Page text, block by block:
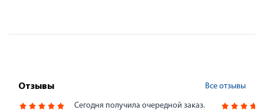
Отзывы Все отзывы
Сегодня получила очередной заказ.